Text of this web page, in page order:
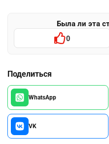
Была ли эта
0
Поделиться
WhatsApp
VK